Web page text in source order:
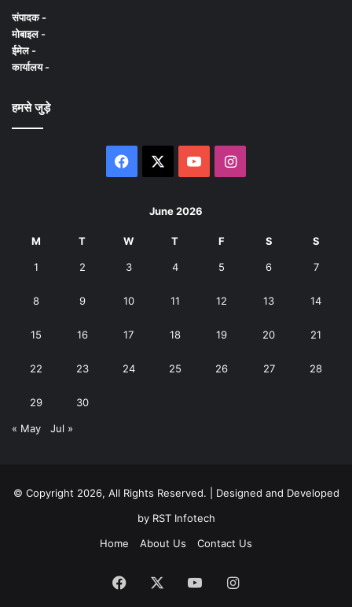
संपादक -
मोबाइल -
ईमेल -
कार्यालय -
हमसे जुड़े
Facebook YouTubeInstagram
June 2026
M T W T F S S
1 2 3 4 5 6 7
8 9 10 11 12 13 14
15 16 17 18 19 20 21
22 23 24 25 26 27 28
29 30
« May Jul »
© Copyright 2026, All Rights Reserved. | Designed and Developed
byRST Infotech
Home
About Us Contact Us
Facebook YouTubeInstagram